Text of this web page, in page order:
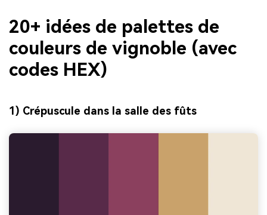
20+ idées de palettes de
couleurs de vignoble (avec
codes HEX)
1) Crépuscule dans la salle des fûts